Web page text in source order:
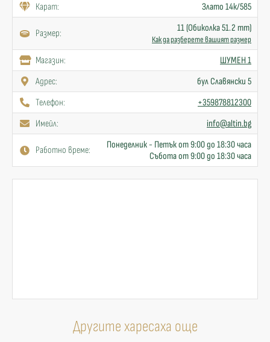
Карат:
Злато 14к/585
Размер: 11 (Обиколка 51.2 mm)
Как да разберете вашият размер
Mагазин:
ШУМЕН 1
Адрес:
бул Славянски 5
Телефон:
+359878812300
Имейл:
info@altin.bg
Работно време:
Понеделник - Петък от 9:00 до 18:30 часа
Събота от 9:00 до 18:30 часа
Другите харесаха още